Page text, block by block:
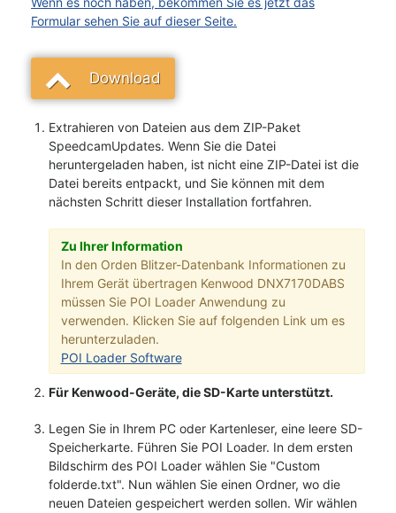
Formular sehen Sie auf dieser Seite.
Download
Extrahieren von Dateien aus dem ZIP-Paket
SpeedcamUpdates. Wenn Sie die Datei
heruntergeladen haben, ist nicht eine ZIP-Datei ist die
Datei bereits entpackt, und Sie können mit dem
nächsten Schritt dieser Installation fortfahren.
Zu Ihrer Information
In den Orden Blitzer-Datenbank Informationen zu
Ihrem Gerät übertragen Kenwood DNX7170DABS
müssen Sie POI Loader Anwendung zu
verwenden. Klicken Sie auf folgenden Link um es
herunterzuladen.
POI Loader Software
Für Kenwood-Geräte, die SD-Karte unterstützt.
Legen Sie in Ihrem PC oder Kartenleser, eine leere SD-
Speicherkarte. Führen Sie POI Loader. In dem ersten
Bildschirm des POI Loader wählen Sie "Custom
folderde.txt". Nun wählen Sie einen Ordner, wo die
neuen Dateien gespeichert werden sollen. Wir wählen